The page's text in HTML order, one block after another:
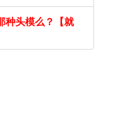
种头模么？【就